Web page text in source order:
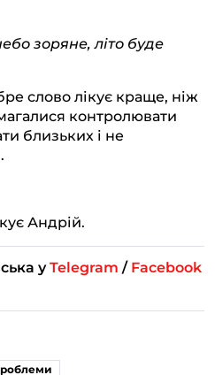
зоряне, літо буде
слово лікує краще, ніж
контролювати
близьких і не
Андрій.
уTelegram / Facebook